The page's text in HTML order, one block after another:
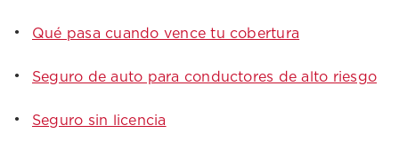
Qué pasa cuando vence tu cobertura
Seguro de auto para conductores de alto riesgo
Seguro sin licencia